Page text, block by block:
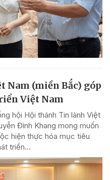
Nam (miền Bắc) góp
Việt Nam
hội Hội thánh Tin lành Việt
Đình Khang mong muốn
hiện thực hóa mục tiêu
triển...